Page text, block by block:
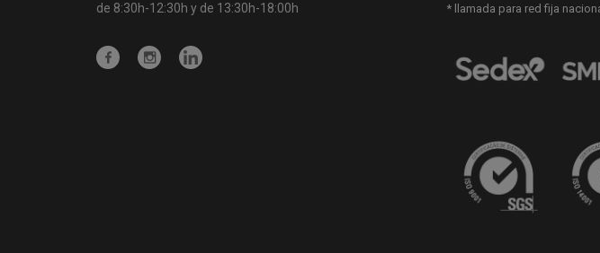
de 8:30h-12:30h y de 13:30h-18:00h
* llamada para red fija